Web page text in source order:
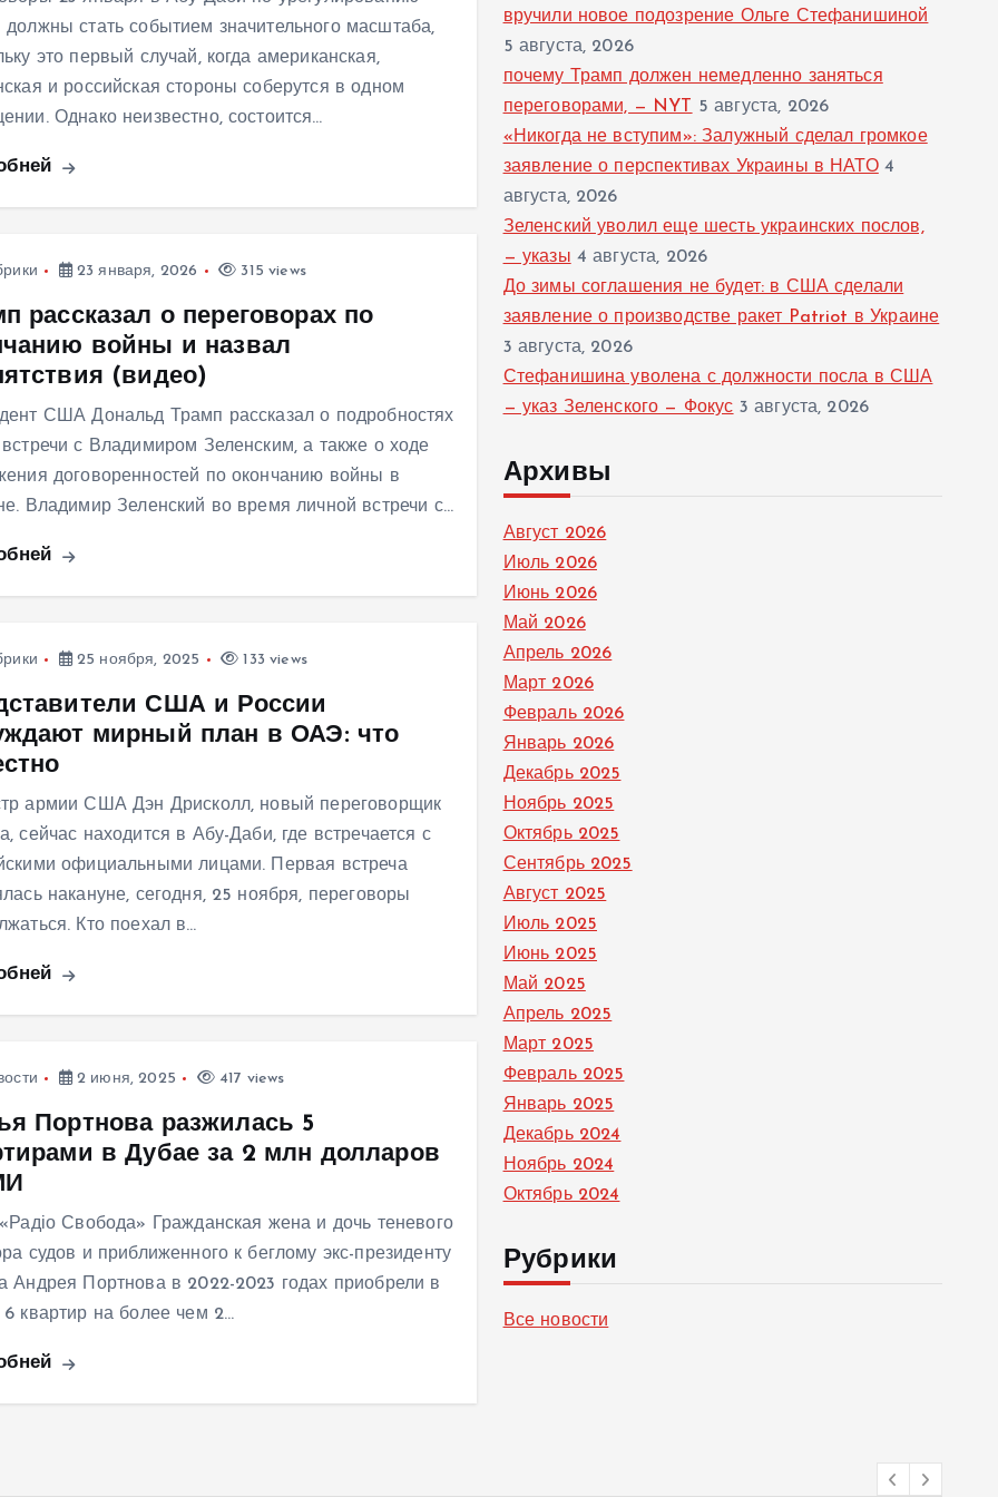
стать событием значительного масштаба,
это первый случай, когда американская,
и российская стороны соберутся в одном
Однако неизвестно, состоится…
23 января, 2026 315 views
рассказал о переговорах по
войны и назвал
(видео)
США Дональд Трамп рассказал о подробностях
с Владимиром Зеленским, а также о ходе
договоренностей по окончанию войны в
Владимир Зеленский во время личной встречи с…
25 ноября, 2025 133 views
США и России
мирный план в ОАЭ: что
армии США Дэн Дрисколл, новый переговорщик
сейчас находится в Абу-Даби, где встречается с
официальными лицами. Первая встреча
накануне, сегодня, 25 ноября, переговоры
Кто поехал в…
2 июня, 2025 417 views
Портнова разжилась 5
в Дубае за 2 млн долларов
Свобода» Гражданская жена и дочь теневого
судов и приближенного к беглому экс-президенту
Андрея Портнова в 2022-2023 годах приобрели в
квартир на более чем 2…
вручили новое подозрение Ольге Стефанишиной
5 августа, 2026
почему Трамп должен немедленно заняться
переговорами, — NYT
5 августа, 2026
«Никогда не вступим»: Залужный сделал громкое
заявление о перспективах Украины в НАТО 4
августа, 2026
Зеленский уволил еще шесть украинских послов,
— указы 4 августа, 2026
До зимы соглашения не будет: в США сделали
заявление о производстве ракет Patriot в Украине
3 августа, 2026
Стефанишина уволена с должности посла в США
— указ Зеленского — Фокус 3 августа, 2026
Архивы
Август 2026
Июль 2026
Июнь 2026
Май 2026
Апрель 2026
Март 2026
Февраль 2026
Январь 2026
Декабрь 2025
Ноябрь 2025
Октябрь 2025
Сентябрь 2025
Август 2025
Июль 2025
Июнь 2025
Май 2025
Апрель 2025
Март 2025
Февраль 2025
Январь 2025
Декабрь 2024
Ноябрь 2024
Октябрь 2024
Рубрики
Все новости